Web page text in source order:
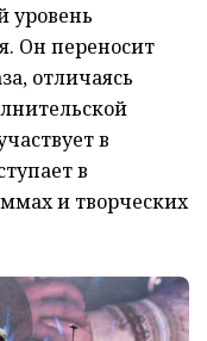
уровень
Он переносит
отличаясь
в
в
и творческих